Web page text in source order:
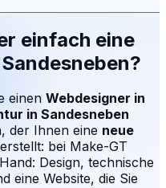
einfach eine
Sandesneben?
einen Webdesigner in
in Sandesneben
der Ihnen eine neue
erstellt: bei Make-GT
Design, technische
eine Website, die Sie